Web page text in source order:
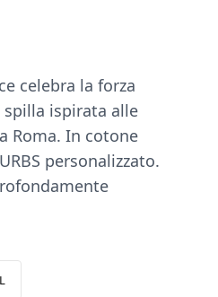
celebra la forza
ispirata alle
Roma. In cotone
personalizzato.
L